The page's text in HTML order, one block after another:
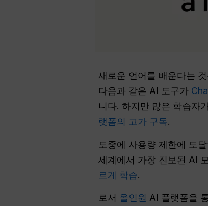
새로운 언어를 배운다는
다음과 같은 AI 도구가
니다. 하지만 많은 학습자
랫폼의 고가 구독.
도중에 사용량 제한에 도
세계에서 가장 진보된 AI
르게 학습.
로서 올인원 AI 플랫폼을